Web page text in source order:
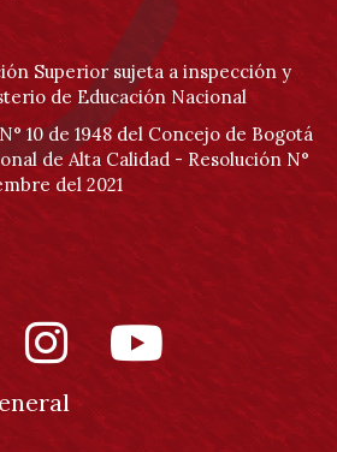
Superior sujeta a inspección y
de Educación Nacional
10 de 1948 del Concejo de Bogotá
de Alta Calidad - Resolución N°
del 2021